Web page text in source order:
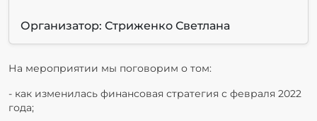
Организатор: Стриженко Светлана
На мероприятии мы поговорим о том:
- как изменилась финансовая стратегия с февраля 2022
года;